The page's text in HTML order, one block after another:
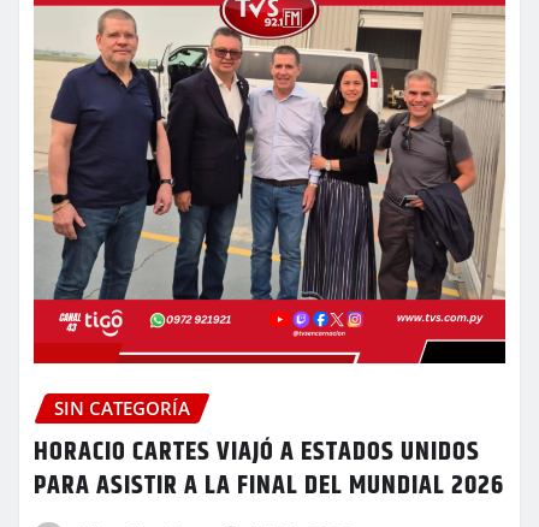
SIN CATEGORÍA
HORACIO CARTES VIAJÓ A ESTADOS UNIDOS
PARA ASISTIR A LA FINAL DEL MUNDIAL 2026